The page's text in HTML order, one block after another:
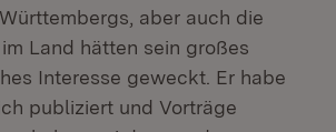
aber auch die
Land hätten sein großes
Interesse geweckt. Er habe
publiziert und Vorträge